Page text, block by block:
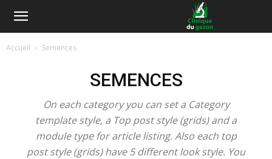
Accueil Semences
SEMENCES
On each category you can set a Category
template style, a Top post style (grids) and a
module type for article listing. Also each top
post style (grids) have 5 different look style. You